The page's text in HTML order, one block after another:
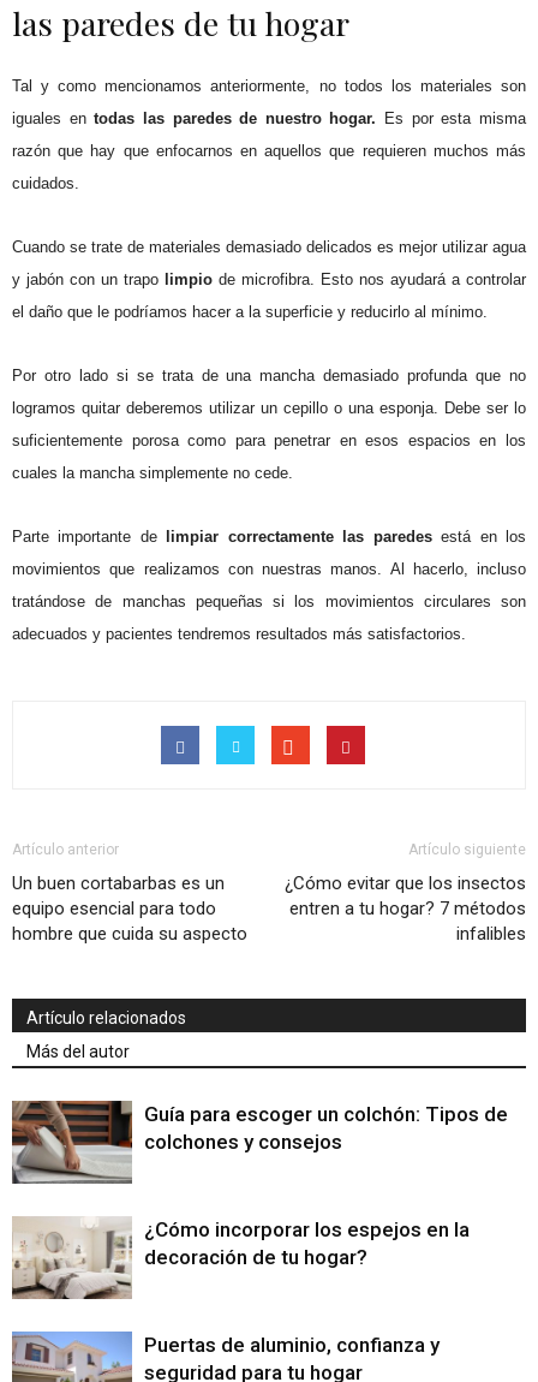
las paredes de tu hogar
Tal y como mencionamos anteriormente, no todos los materiales son
iguales entodas las paredes de nuestro hogar. Es por esta misma
razón que hay que enfocarnos en aquellos que requieren muchos más
cuidados.
Cuando se trate de materiales demasiado delicados es mejor utilizar agua
y jabón con un trapo
limpio de microfibra. Esto nos ayudará a controlar
el daño que le podríamos hacer a la superficie y reducirlo al mínimo.
Por otro lado si se trata de una mancha demasiado profunda que no
logramos quitar deberemos utilizar un cepillo o una esponja. Debe ser lo
suficientemente porosa como para penetrar en esos espacios en los
cuales la mancha simplemente no cede.
Parte importante de limpiar correctamente las paredesestá en los
movimientos que realizamos con nuestras manos. Al hacerlo, incluso
tratándose de manchas pequeñas si los movimientos circulares son
adecuados y pacientes tendremos resultados más satisfactorios.
Artículo anterior
Un buen cortabarbas es un
equipo esencial para todo
hombre que cuida su aspecto
Artículo siguiente
¿Cómo evitar que los insectos
entren a tu hogar? 7 métodos
infalibles
Artículo relacionados
Más del autor
Guía para escoger un colchón: Tipos de
colchones y consejos
¿Cómo incorporar los espejos en la
decoración de tu hogar?
Puertas de aluminio, confianza y
seguridad para tu hogar